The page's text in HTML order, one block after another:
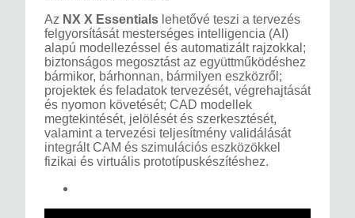
Az NX X Essentials lehetővé teszi a tervezés
felgyorsítását mesterséges intelligencia (AI)
alapú modellezéssel és automatizált rajzokkal;
biztonságos megosztást az együttműködéshez
bármikor, bárhonnan, bármilyen eszközről;
projektek és feladatok tervezését, végrehajtását
és nyomon követését; CAD modellek
megtekintését, jelölését és szerkesztését,
valamint a tervezési teljesítmény validálását
integrált CAM és szimulációs eszközökkel
fizikai és virtuális prototípuskészítéshez.